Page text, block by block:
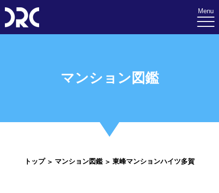
Menu
マンション図鑑
トップ マンション図鑑 東峰マンションハイツ多賀